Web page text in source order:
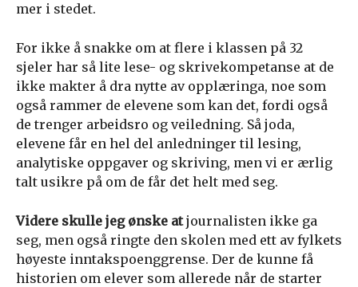
mer i stedet.
For ikke å snakke om at flere i klassen på 32
sjeler har så lite lese- og skrivekompetanse at de
ikke makter å dra nytte av opplæringa, noe som
også rammer de elevene som kan det, fordi også
de trenger arbeidsro og veiledning. Så joda,
elevene får en hel del anledninger til lesing,
analytiske oppgaver og skriving, men vi er ærlig
talt usikre på om de får det helt med seg.
Videre skulle jeg ønske atjournalisten ikke ga
seg, men også ringte den skolen med ett av fylkets
høyeste inntakspoenggrense. Der de kunne få
historien om elever som allerede når de starter